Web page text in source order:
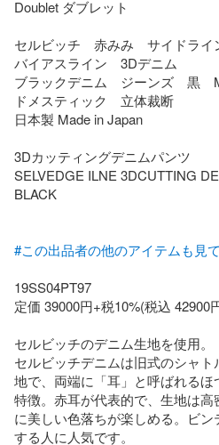
Doublet ダブレット
セルビッチ　赤みみ　サイドライ
バイアスライン　3Dデニム
ブラックデニム　ジーンズ　黒　
ドメスティック　立体裁断
日本製 Made in Japan
3Dカッティングデニムパンツ
SELVEDGE ILNE 3DCUTTING
BLACK
#この出品者の他のアイテムも見
19SS04PT97
定価 39000円+税10%(税込 42900
セルビッチのデニム生地を使用。
セルビッチデニムは旧式のシャ
地で、両端に「耳」と呼ばれる
特徴。赤耳が代表的で、生地は
に美しい色落ちが楽しめる。ビ
する人に人気です。